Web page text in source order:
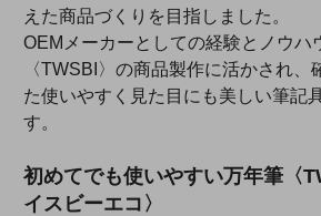
えた商品づくりを目指しました。
OEMメーカーとしての経験とノウハ
〈TWSBI〉の商品製作に活かされ、
た使いやすく見た目にも美しい筆記
す。
初めてでも使いやすい万年筆〈
イスビーエコ〉